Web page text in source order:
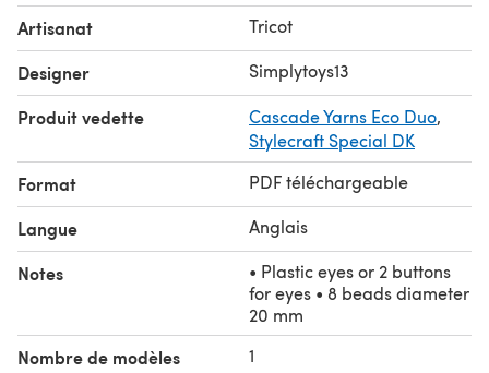
8 beads diameter 20 mm • Toy stuffing • Yarn needle •
Stitch holder
Artisanat Tricot
Designer Simplytoys13
Produit vedette Cascade Yarns Eco Duo,
Stylecraft Special DK
Format PDF téléchargeable
Langue Anglais
Notes
• Plastic eyes or 2 buttons
for eyes • 8 beads diameter
20 mm
Nombre de modèles 1